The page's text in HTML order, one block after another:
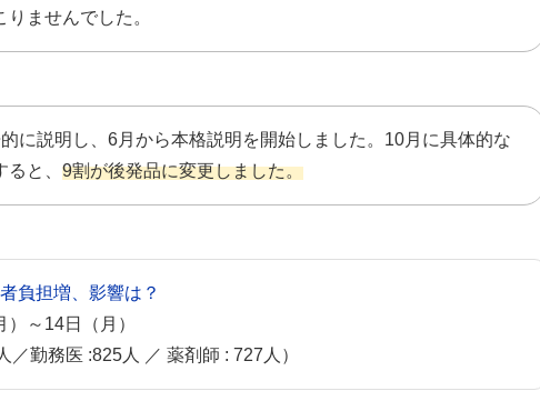
りませんでした。
に説明し、6月から本格説明を開始しました。10月に具体的な
と、 9割が後発品に変更しました。
負担増、影響は？
～14日（月）
勤務医 :825人 ／ 薬剤師 : 727人）